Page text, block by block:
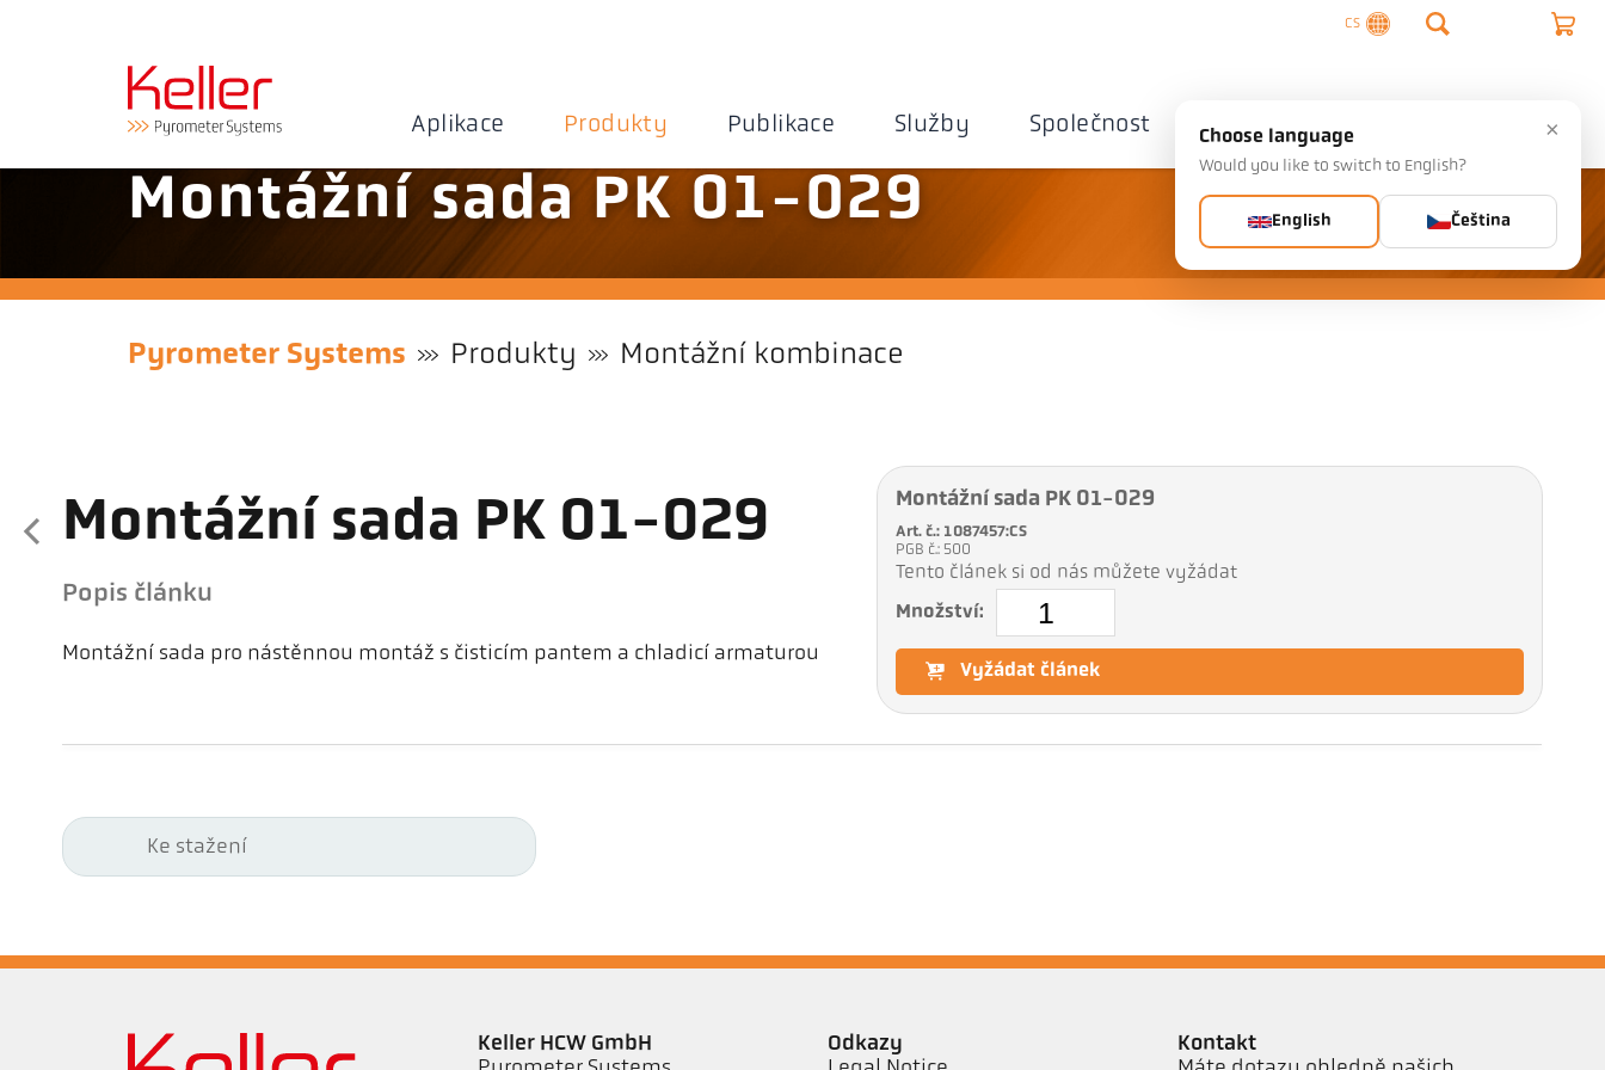
CS
Aplikace Produkty Publikace Služby Společnost Kontaktujte nás
Montážní sada PK 01-029
Pyrometer Systems Produkty Montážní kombinace
Montážní sada PK 01-029
Popis článku
Montážní sada pro nástěnnou montáž s čisticím pantem a chladicí armaturou
Montážní sada PK 01-029
Art. č.: 1087457:CS
PGB č.: 500
Tento článek si od nás můžete vyžádat
Množství:
Vyžádat článek
Ke stažení
Keller HCW GmbH
Odkazy
Kontakt
×
Choose language
Would you like to switch to English?
English Čeština